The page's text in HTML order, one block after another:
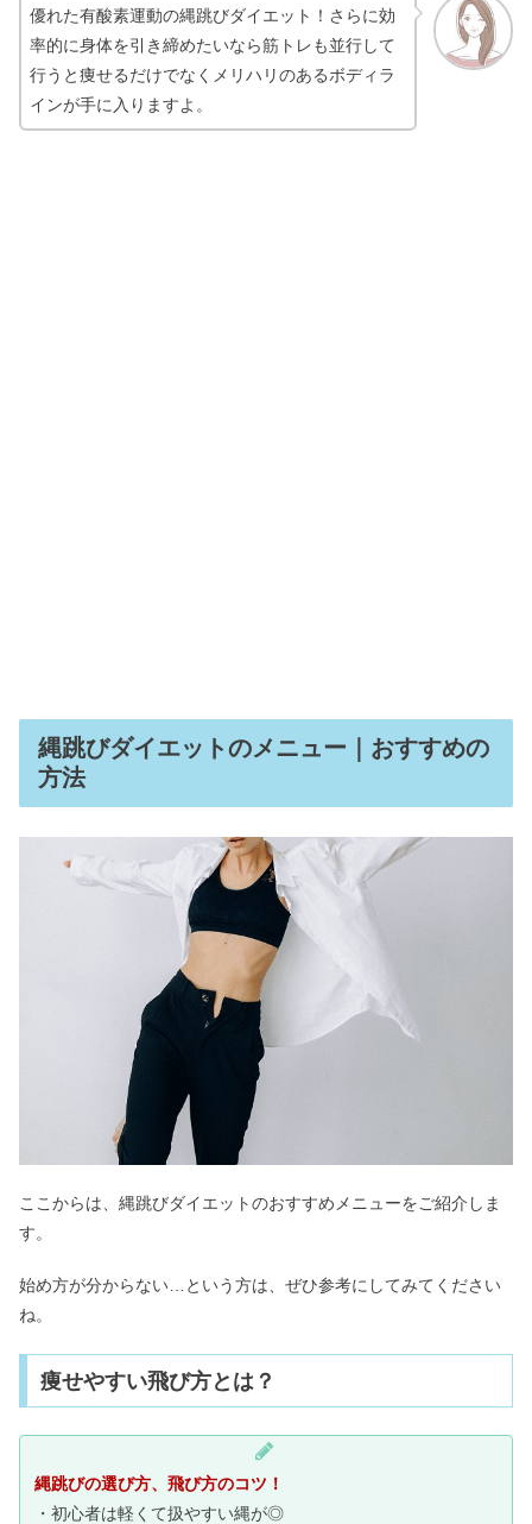
優れた有酸素運動の縄跳びダイエット！さらに効
率的に身体を引き締めたいなら筋トレも並行して
行うと痩せるだけでなくメリハリのあるボディラ
インが手に入りますよ。
縄跳びダイエットのメニュー｜おすすめの
方法
ここからは、縄跳びダイエットのおすすめメニューをご紹介しま
す。
始め方が分からない…という方は、ぜひ参考にしてみてください
ね。
痩せやすい飛び方とは？
縄跳びの選び方、飛び方のコツ！
・初心者は軽くて扱やすい縄が◎